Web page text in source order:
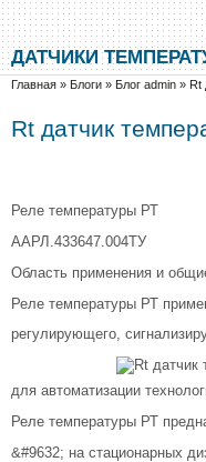
Перейти к основному
Skip to search
ДАТЧИКИ
Вы здесь
Главная » Блоги » Блог admin » Rt
Rt датчик
Реле температуры РТ
ААРЛ.433647.004ТУ
Область применения и
Реле температуры РТ
регулирующего,
для автоматизации
Реле температуры РТ
&#9632; на стационарных